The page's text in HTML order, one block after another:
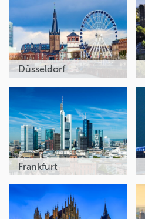
Düsseldorf
Frankfurt